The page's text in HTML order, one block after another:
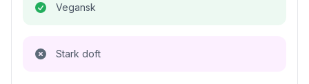
Vegansk
Stark doft